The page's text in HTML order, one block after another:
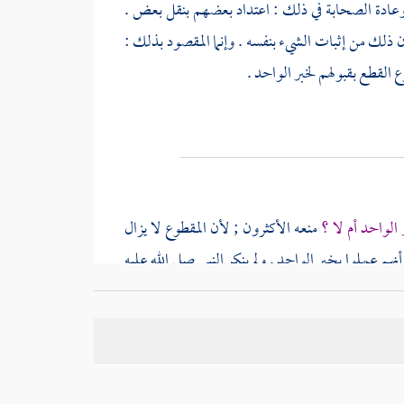
الصحابة في ذلك : اعتداد بعضهم بنقل بعض .
من إثبات الشيء بنفسه . وإنما المقصود بذلك :
القطع بقبولهم لخبر الواحد .
أم لا ؟منعه الأكثرون ; لأن المقطوع لا يزال
عملوا بخبر الواحد . ولم ينكر النبي صلى الله عليه
مستندهم في الصلاة إلى